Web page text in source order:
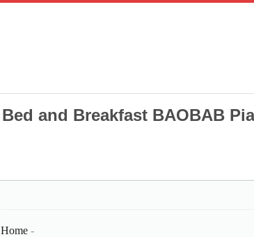
Bed and Breakfast BAOBAB
Home -